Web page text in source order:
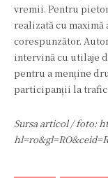
vremii. Pentru
realizată cu
corespunzător.
intervină cu utilaje
pentru a menține
participanții la trafic.
Sursa articol / foto: